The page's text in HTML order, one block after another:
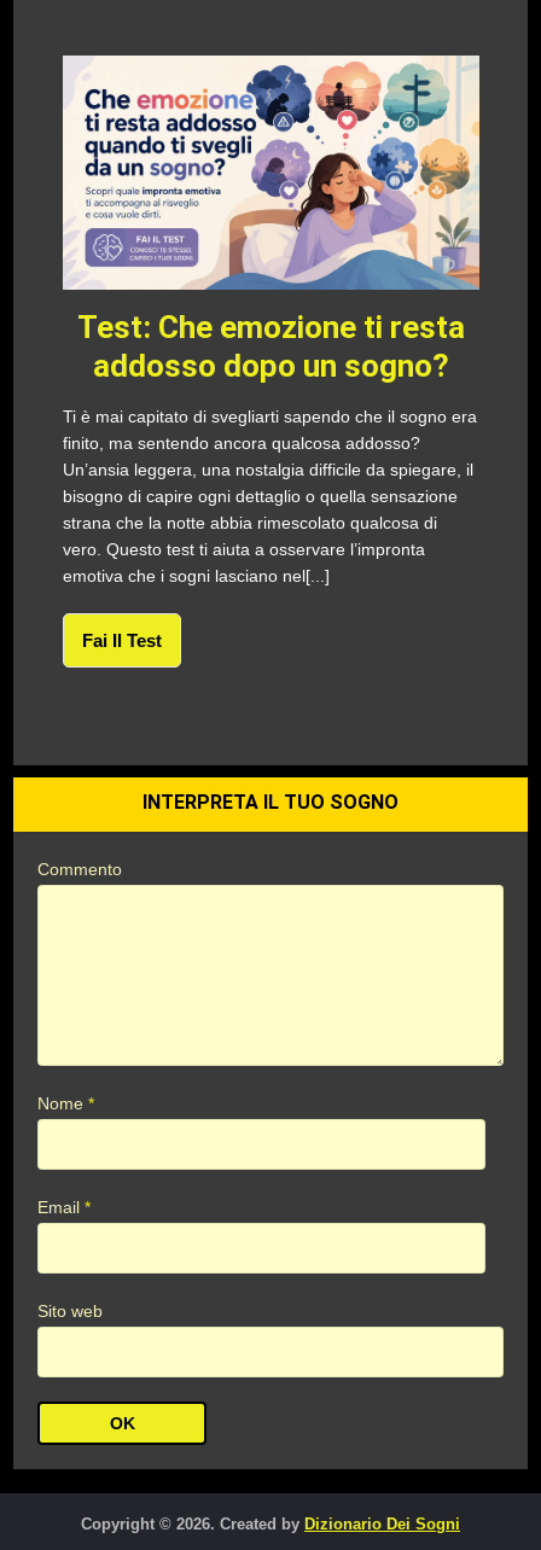
Test: Che emozione ti resta
addosso dopo un sogno?
Ti è mai capitato di svegliarti sapendo che il sogno era
finito, ma sentendo ancora qualcosa addosso?
Un’ansia leggera, una nostalgia difficile da spiegare, il
bisogno di capire ogni dettaglio o quella sensazione
strana che la notte abbia rimescolato qualcosa di
vero. Questo test ti aiuta a osservare l’impronta
emotiva che i sogni lasciano nel[...]
Fai Il Test
INTERPRETA IL TUO SOGNO
Commento
Nome*
Email*
Sito web
Copyright © 2026. Created by Dizionario Dei Sogni